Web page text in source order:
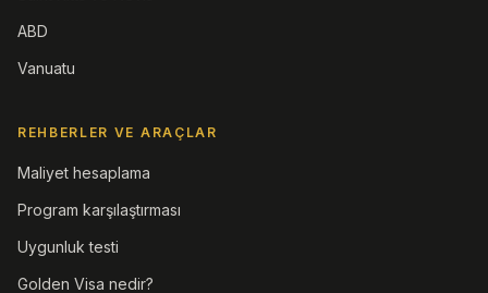
ABD
Vanuatu
REHBERLER VE ARAÇLAR
Maliyet hesaplama
Program karşılaştırması
Uygunluk testi
Golden Visa nedir?